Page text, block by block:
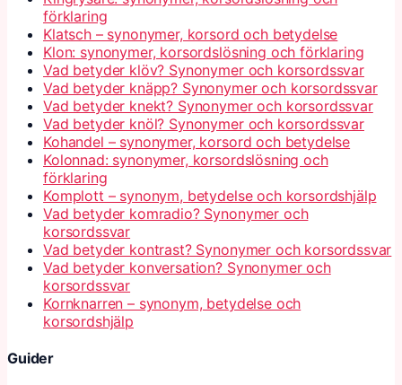
förklaring
Klatsch – synonymer, korsord och betydelse
Klon: synonymer, korsordslösning och förklaring
Vad betyder klöv? Synonymer och korsordssvar
Vad betyder knäpp? Synonymer och korsordssvar
Vad betyder knekt? Synonymer och korsordssvar
Vad betyder knöl? Synonymer och korsordssvar
Kohandel – synonymer, korsord och betydelse
Kolonnad: synonymer, korsordslösning och
förklaring
Komplott – synonym, betydelse och korsordshjälp
Vad betyder komradio? Synonymer och
korsordssvar
Vad betyder kontrast? Synonymer och korsordssvar
Vad betyder konversation? Synonymer och
korsordssvar
Kornknarren – synonym, betydelse och
korsordshjälp
Guider